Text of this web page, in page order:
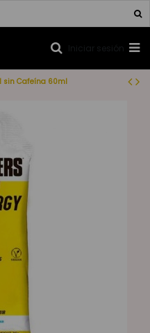
Iniciar sesión
sin Cafeína 60ml